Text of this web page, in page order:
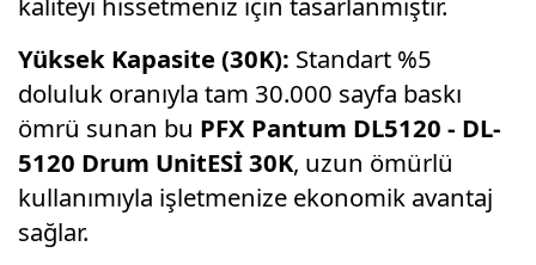
Yüksek Kapasite (30K): Standart %5
doluluk oranıyla tam 30.000 sayfa baskı
ömrü sunan bu PFX Pantum DL5120 - DL-
5120 Drum UnitESİ 30K, uzun ömürlü
kullanımıyla işletmenize ekonomik avantaj
sağlar.